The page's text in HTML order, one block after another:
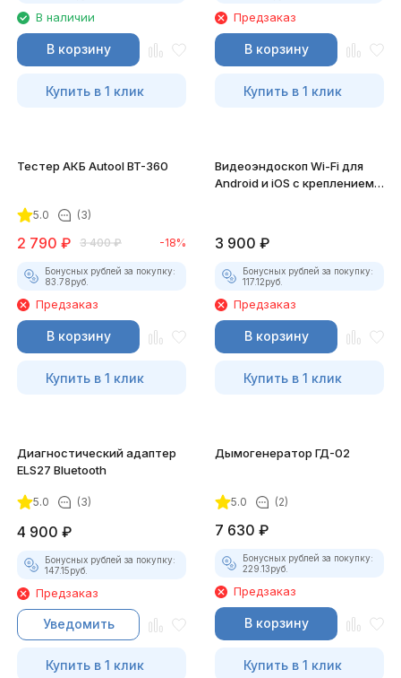
В наличии
В корзину
Купить в 1 клик
Предзаказ
В корзину
Купить в 1 клик
Тестер АКБ Autool BT-360
5.0 (3)
2 790 ₽ 3 400 ₽ -18%
Бонусных рублей за покупку:
83.78руб.
Предзаказ
В корзину
Купить в 1 клик
Видеоэндоскоп Wi-Fi для
Android и iOS с креплением
3 900 ₽
Бонусных рублей за покупку:
117.12руб.
Предзаказ
В корзину
Купить в 1 клик
Диагностический адаптер
ELS27 Bluetooth
5.0 (3)
4 900 ₽
Бонусных рублей за покупку:
147.15руб.
Предзаказ
Уведомить
Купить в 1 клик
Дымогенератор ГД-02
5.0 (2)
7 630 ₽
Бонусных рублей за покупку:
229.13руб.
Предзаказ
В корзину
Купить в 1 клик